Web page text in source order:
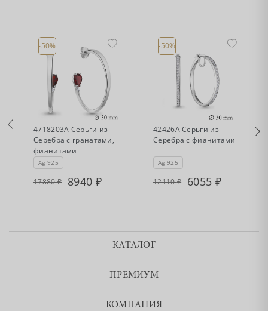
-50%
Есть в наличии
4718203А Серьги из
Серебра с гранатами,
фианитами
Ag 925
17880 8940
-50%
Есть в наличии
42426А Серьги из
Серебра с фианитами
Ag 925
12110 6055
КАТАЛОГ
ПРЕМИУМ
КОМПАНИЯ